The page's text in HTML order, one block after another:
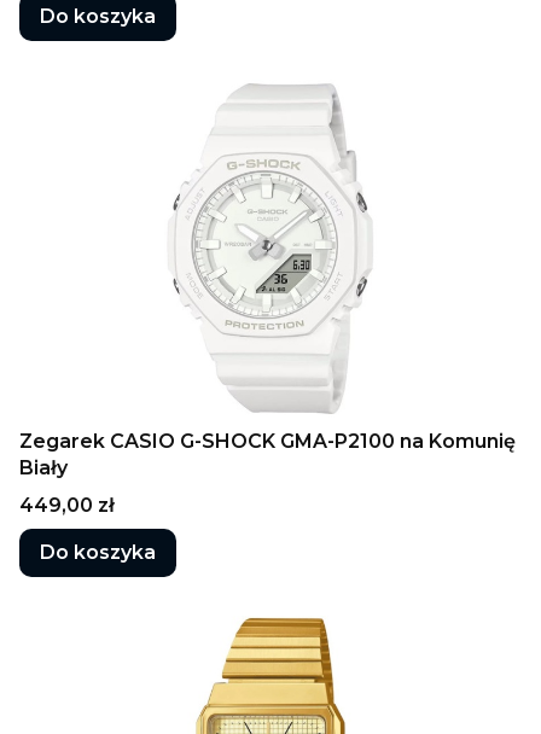
Do koszyka
Zegarek CASIO G-SHOCK GMA-P2100 na Komunię
Biały
Cena
449,00 zł
Do koszyka